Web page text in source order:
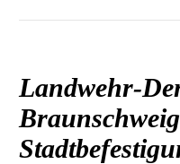
Landwehr-